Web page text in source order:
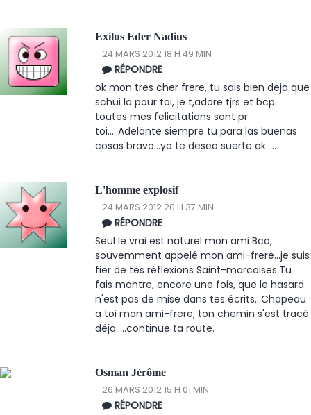
Exilus Eder Nadius
24 MARS 2012 18 H 49 MIN
RÉPONDRE
ok mon tres cher frere, tu sais bien deja que
schui la pour toi, je t,adore tjrs et bcp.
toutes mes felicitations sont pr
toi.....Adelante siempre tu para las buenas
cosas bravo...ya te deseo suerte ok.....
L'homme explosif
24 MARS 2012 20 H 37 MIN
RÉPONDRE
Seul le vrai est naturel mon ami Bco,
souvemment appelé mon ami-frere...je suis
fier de tes réflexions Saint-marcoises.Tu
fais montre, encore une fois, que le hasard
n'est pas de mise dans tes écrits...Chapeau
a toi mon ami-frere; ton chemin s'est tracé
déja.....continue ta route.
Osman Jérôme
26 MARS 2012 15 H 01 MIN
RÉPONDRE